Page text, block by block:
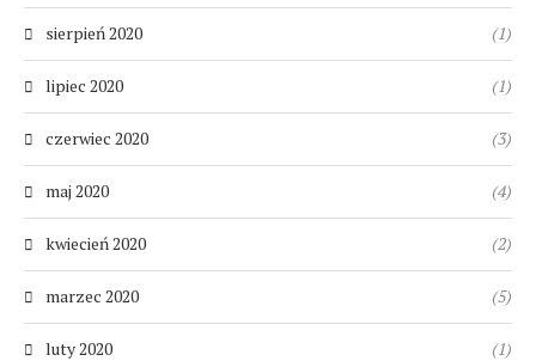
sierpień 2020 (1)
lipiec 2020 (1)
czerwiec 2020 (3)
maj 2020 (4)
kwiecień 2020 (2)
marzec 2020 (5)
luty 2020 (1)